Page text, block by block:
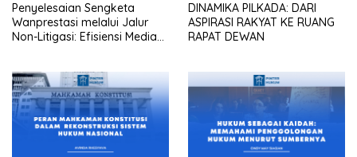
Penyelesaian Sengketa
Wanprestasi melalui Jalur
Non-Litigasi: Efisiensi Mediasi
DINAMIKA PILKADA: DARI
ASPIRASI RAKYAT KE RUANG
RAPAT DEWAN